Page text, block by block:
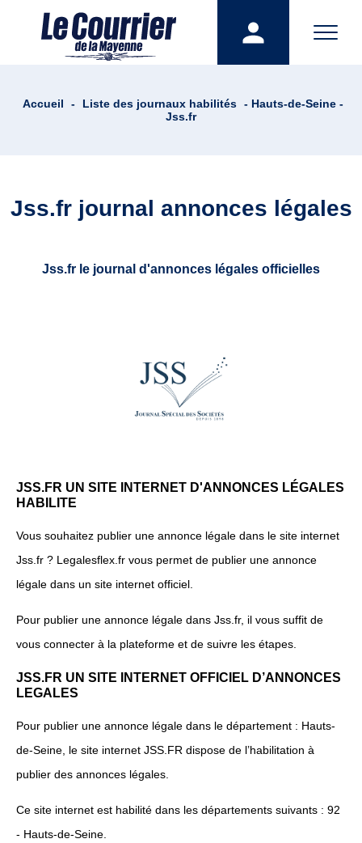
Accueil - Liste des journaux habilités - Hauts-de-Seine -
Jss.fr
Jss.fr journal annonces légales
Jss.fr le journal d'annonces légales officielles
JSS.FR UN SITE INTERNET D'ANNONCES LÉGALES
HABILITE
Vous souhaitez publier une annonce légale dans le site internet
Jss.fr ? Legalesflex.fr vous permet de publier une annonce
légale dans un site internet officiel.
Pour publier une annonce légale dans Jss.fr, il vous suffit de
vous connecter à la plateforme et de suivre les étapes.
JSS.FR UN SITE INTERNET OFFICIEL D’ANNONCES
LEGALES
Pour publier une annonce légale dans le département : Hauts-
de-Seine, le site internet JSS.FR dispose de l’habilitation à
publier des annonces légales.
Ce site internet est habilité dans les départements suivants : 92
- Hauts-de-Seine.